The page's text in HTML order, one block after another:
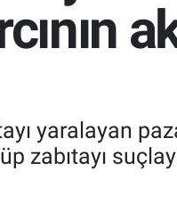
yaralayan
zabıtayı